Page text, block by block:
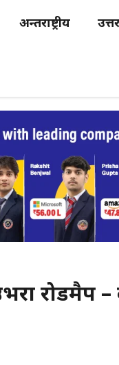
अन्तर्राष्ट्रीय
रोडमैप